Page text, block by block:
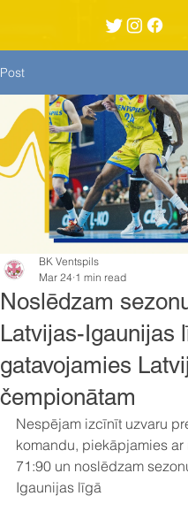
Post
Noslēdzam
Latvijas-Igaunijas
gatavojamies
čempionātam
BK Ventspils
Mar 24 1 min read
Nespējam izcīnīt uzvaru
komandu, piekāpjamies ar
71:90 un noslēdzam
Igaunijas līgā